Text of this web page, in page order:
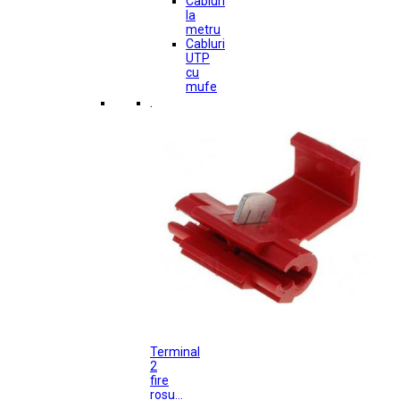
la
metru
Cabluri
UTP
cu
mufe
.
Terminal
2
fire
rosu...